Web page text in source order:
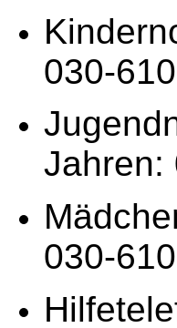
030-
Jahren:
030-